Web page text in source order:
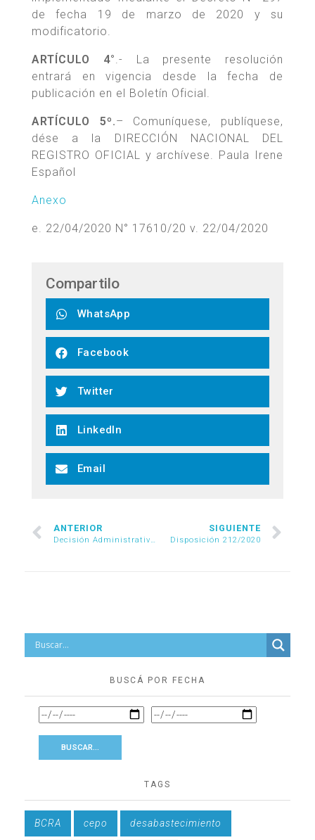
de fecha 19 de marzo de 2020 y su
modificatorio.
ARTÍCULO 4° .- La presente resolución
entrará en vigencia desde la fecha de
publicación en el Boletín Oficial.
ARTÍCULO 5º.– Comuníquese, publíquese,
dése a la DIRECCIÓN NACIONAL DEL
REGISTRO OFICIAL y archívese. Paula Irene
Español
Anexo
e. 22/04/2020 N° 17610/20 v. 22/04/2020
Compartilo
WhatsApp
Facebook
Twitter
LinkedIn
Email
ANTERIOR
Decisión Administrativa 591/2020
SIGUIENTE
Disposición 212/2020
BUSCÁ POR FECHA
TAGS
BCRA cepo desabastecimiento